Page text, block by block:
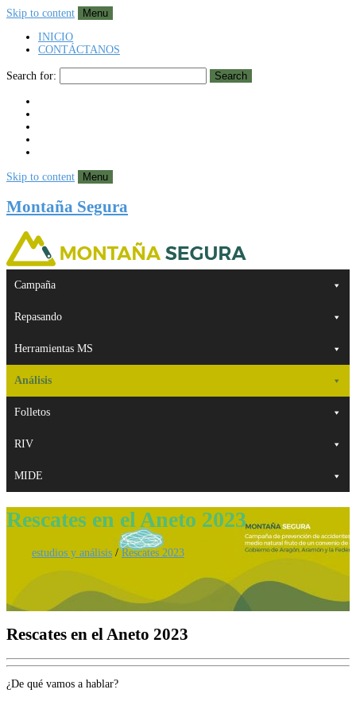
Skip to content
Menu
INICIO
CONTÁCTANOS
Search for: Search
Skip to content Menu
Montaña Segura
Campaña
Repasando
Herramientas MS
Análisis
Folletos
RIV
MIDE
Rescates en el Aneto 2023
estudios y análisis /Rescates 2023
Rescates en el Aneto 2023
¿De qué vamos a hablar?